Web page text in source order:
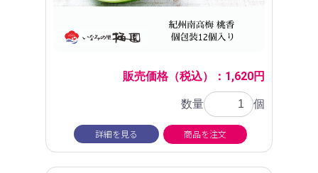
販売価格（税込）：1,620円
数量 個
詳細を見る 商品を注文